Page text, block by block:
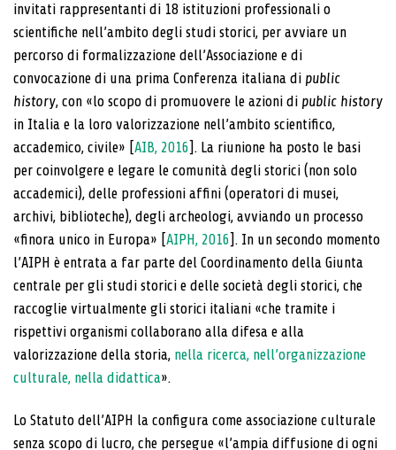
invitati rappresentanti di 18 istituzioni professionali o
scientifiche nell’ambito degli studi storici, per avviare un
percorso di formalizzazione dell’Associazione e di
convocazione di una prima Conferenza italiana di public
history, con «lo scopo di promuovere le azioni di public history
in Italia e la loro valorizzazione nell’ambito scientifico,
accademico, civile» [AIB, 2016]. La riunione ha posto le basi
per coinvolgere e legare le comunità degli storici (non solo
accademici), delle professioni affini (operatori di musei,
archivi, biblioteche), degli archeologi, avviando un processo
«finora unico in Europa» [AIPH, 2016]. In un secondo momento
l’AIPH è entrata a far parte del Coordinamento della Giunta
centrale per gli studi storici e delle società degli storici, che
raccoglie virtualmente gli storici italiani «che tramite i
rispettivi organismi collaborano alla difesa e alla
valorizzazione della storia, nella ricerca, nell’organizzazione
culturale, nella didattica».
Lo Statuto dell’AIPH la configura come associazione culturale
senza scopo di lucro, che persegue «l’ampia diffusione di ogni